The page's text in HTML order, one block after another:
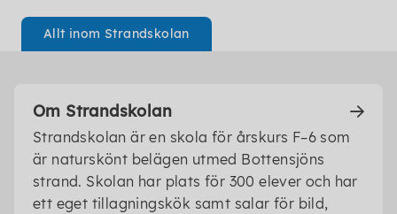
Allt inom Strandskolan
Om Strandskolan
Strandskolan är en skola för årskurs F–6 som
är naturskönt belägen utmed Bottensjöns
strand. Skolan har plats för 300 elever och har
ett eget tillagningskök samt salar för bild,